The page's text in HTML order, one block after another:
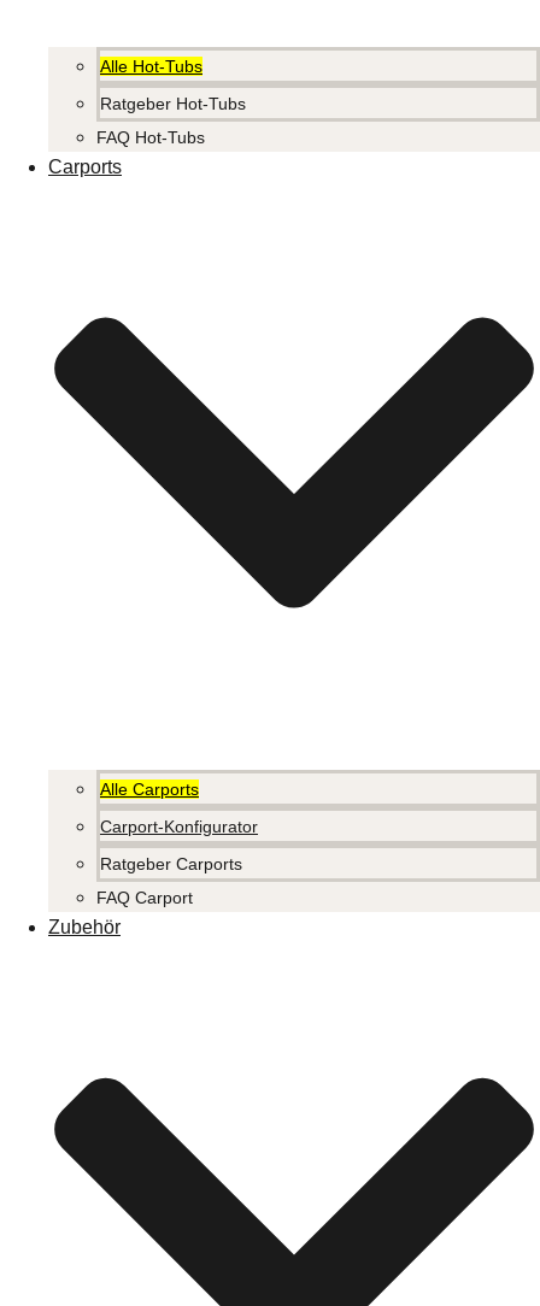
Alle Hot-Tubs
Ratgeber Hot-Tubs
FAQ Hot-Tubs
Carports
Alle Carports
Carport-Konfigurator
Ratgeber Carports
FAQ Carport
Zubehör